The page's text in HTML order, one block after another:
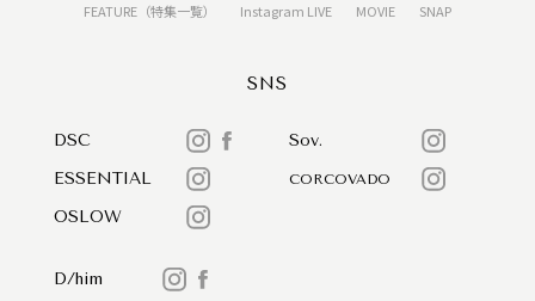
FEATURE（特集一覧）
Instagram LIVE MOVIE SNAP
SNS
DSC
Sov.
ESSENTIAL
CORCOVADO
OSLOW
D/him